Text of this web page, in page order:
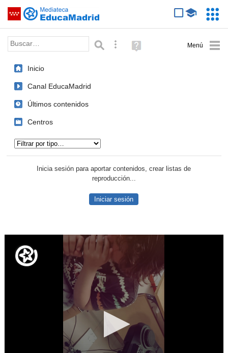
Saltar navegación
Palabra o frase: Búsqueda avanzada
Ayuda
(en
Inicio
Canal EducaMadrid
Últimos contenidos
Centros
Inicia sesión para aportar contenidos, crear listas de
reproducción...
Iniciar sesión